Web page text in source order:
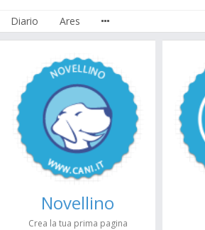
Diario Ares
Novellino
Crea la tua prima pagina